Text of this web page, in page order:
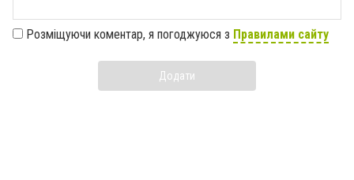
Розміщуючи коментар, я погоджуюся з Правилами сайту
Додати